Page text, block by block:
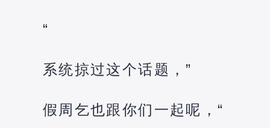
“
系统掠过这个话题，”
假周乞也跟你们一起呢，“